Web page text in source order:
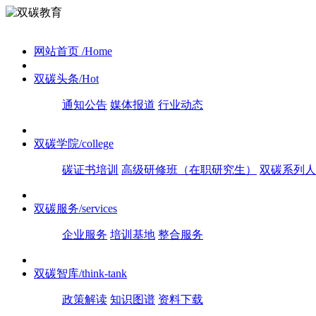
网站首页 /Home
双碳头条/Hot
通知公告 媒体报道 行业动态
双碳学院/college
碳证书培训 高级研修班（在职研究生） 双碳系列
双碳服务/services
企业服务 培训基地 整合服务
双碳智库/think-tank
政策解读 知识图谱 资料下载